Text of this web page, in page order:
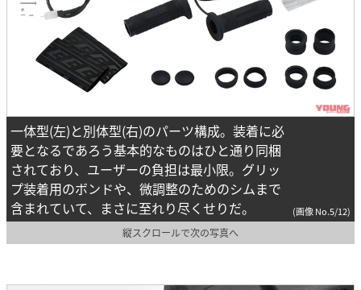
一体型(左)と別体型(右)のパーツ構成。装着に必
要となるであろう基本的なものはひと通り同梱
されており、ユーザーの負担は最小限。グリッ
プ装着用のボンドや、微調整のためのシムまで
含まれていて、まさに至れり尽くせりだ。
(画像 No.5/12)
縦スクロールで次の写真へ